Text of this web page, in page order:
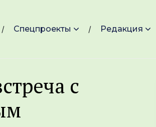
Спецпроекты Редакция
с